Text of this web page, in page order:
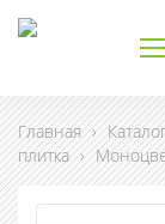
Главная ›
плитка ›